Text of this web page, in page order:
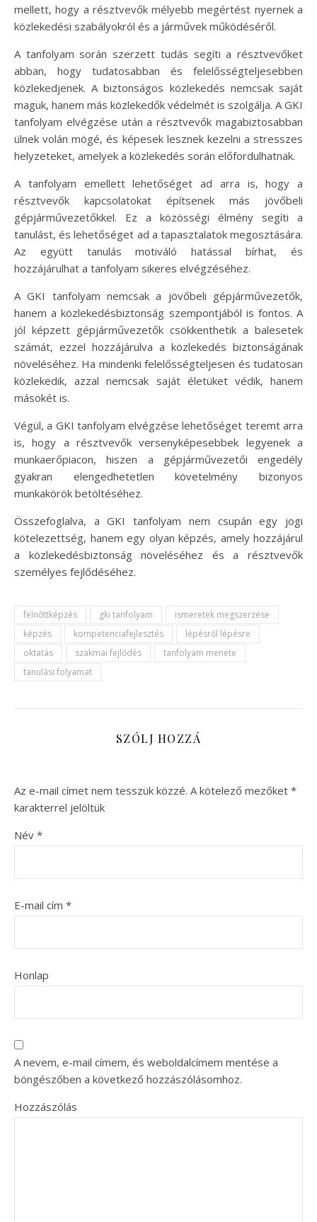
mellett, hogy a résztvevők mélyebb megértést nyernek a
közlekedési szabályokról és a járművek működéséről.
A tanfolyam során szerzett tudás segíti a résztvevőket
abban, hogy tudatosabban és felelősségteljesebben
közlekedjenek. A biztonságos közlekedés nemcsak saját
maguk, hanem más közlekedők védelmét is szolgálja. A GKI
tanfolyam elvégzése után a résztvevők magabiztosabban
ülnek volán mögé, és képesek lesznek kezelni a stresszes
helyzeteket, amelyek a közlekedés során előfordulhatnak.
A tanfolyam emellett lehetőséget ad arra is, hogy a
résztvevők kapcsolatokat építsenek más jövőbeli
gépjárművezetőkkel. Ez a közösségi élmény segíti a
tanulást, és lehetőséget ad a tapasztalatok megosztására.
Az együtt tanulás motiváló hatással bírhat, és
hozzájárulhat a tanfolyam sikeres elvégzéséhez.
A GKI tanfolyam nemcsak a jövőbeli gépjárművezetők,
hanem a közlekedésbiztonság szempontjából is fontos. A
jól képzett gépjárművezetők csökkenthetik a balesetek
számát, ezzel hozzájárulva a közlekedés biztonságának
növeléséhez. Ha mindenki felelősségteljesen és tudatosan
közlekedik, azzal nemcsak saját életüket védik, hanem
másokét is.
Végül, a GKI tanfolyam elvégzése lehetőséget teremt arra
is, hogy a résztvevők versenyképesebbek legyenek a
munkaerőpiacon, hiszen a gépjárművezetői engedély
gyakran elengedhetetlen követelmény bizonyos
munkakörök betöltéséhez.
Összefoglalva, a GKI tanfolyam nem csupán egy jogi
kötelezettség, hanem egy olyan képzés, amely hozzájárul
a közlekedésbiztonság növeléséhez és a résztvevők
személyes fejlődéséhez.
felnőttképzés gki tanfolyam
ismeretek megszerzése
képzés
kompetenciafejlesztés
lépésről lépésre
oktatás
szakmai fejlődés
tanfolyam menete
tanulási folyamat
SZÓLJ HOZZÁ
Az e-mail címet nem tesszük közzé. A kötelező mezőket *
karakterrel jelöltük
Név *
E-mail cím *
Honlap
A nevem, e-mail címem, és weboldalcímem mentése a
böngészőben a következő hozzászólásomhoz.
Hozzászólás